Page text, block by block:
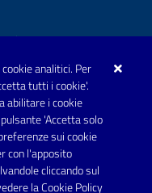
analitici. Per
tutti i cookie'.
abilitare i cookie
'Accetta solo
sui cookie
con l'apposito
cliccando sul
la Cookie Policy